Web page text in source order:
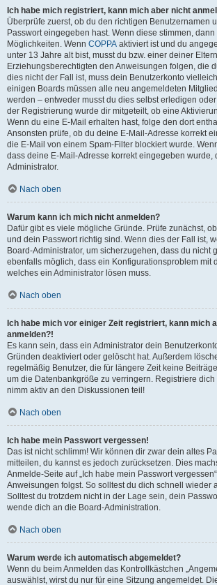
Ich habe mich registriert, kann mich aber nicht
Überprüfe zuerst, ob du den richtigen Benutzernamen
Passwort eingegeben hast. Wenn diese stimmen, dann
Möglichkeiten. Wenn COPPA aktiviert ist und du
unter 13 Jahre alt bist, musst du bzw. einer deiner
Erziehungsberechtigten den Anweisungen folgen, die
dies nicht der Fall ist, muss dein Benutzerkonto
einigen Boards müssen alle neu angemeldeten
werden – entweder musst du dies selbst erledigen
der Registrierung wurde dir mitgeteilt, ob eine
Wenn du eine E-Mail erhalten hast, folge den dort
Ansonsten prüfe, ob du deine E-Mail-Adresse korrekt
die E-Mail von einem Spam-Filter blockiert wurde.
dass deine E-Mail-Adresse korrekt eingegeben wurde,
Administrator.
Nach oben
Warum kann ich mich nicht anmelden?
Dafür gibt es viele mögliche Gründe. Prüfe zunächst,
und dein Passwort richtig sind. Wenn dies der Fall ist,
Board-Administrator, um sicherzugehen, dass du nicht
ebenfalls möglich, dass ein Konfigurationsproblem mit
welches ein Administrator lösen muss.
Nach oben
Ich habe mich vor einiger Zeit registriert, kann mich
anmelden?!
Es kann sein, dass ein Administrator dein
Gründen deaktiviert oder gelöscht hat. Außerdem
regelmäßig Benutzer, die für längere Zeit keine
um die Datenbankgröße zu verringern. Registriere dich
nimm aktiv an den Diskussionen teil!
Nach oben
Ich habe mein Passwort vergessen!
Das ist nicht schlimm! Wir können dir zwar dein altes
mitteilen, du kannst es jedoch zurücksetzen. Dies
Anmelde-Seite auf „Ich habe mein Passwort
Anweisungen folgst. So solltest du dich schnell wieder
Solltest du trotzdem nicht in der Lage sein, dein
wende dich an die Board-Administration.
Nach oben
Warum werde ich automatisch abgemeldet?
Wenn du beim Anmelden das Kontrollkästchen
auswählst, wirst du nur für eine Sitzung angemeldet.